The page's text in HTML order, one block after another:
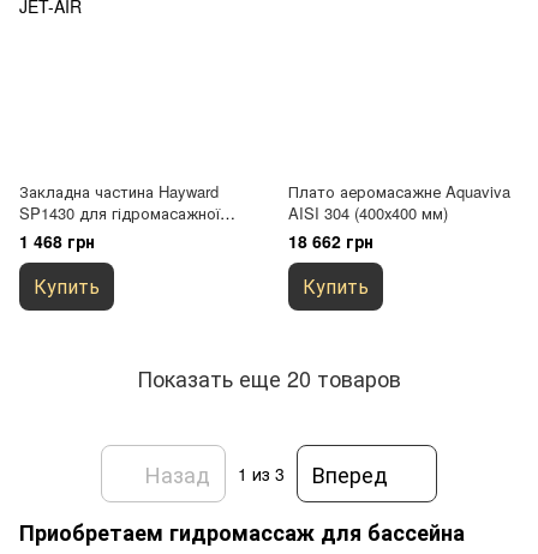
Закладна частина Hayward
SP1430 для гідромасажної
форсунки JET-AIR
1 468 грн
Купить
Плато аеромасажне Aquaviva
AISI 304 (400х400 мм)
18 662 грн
Купить
Показать еще 20 товаров
Назад 1 из 3
Вперед
Приобретаем гидромассаж для бассейна